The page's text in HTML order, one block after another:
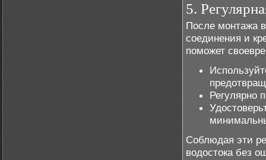
5.
После монтажа
соединения и
поможет
Регулярно
Соблюдая эти
водостока без